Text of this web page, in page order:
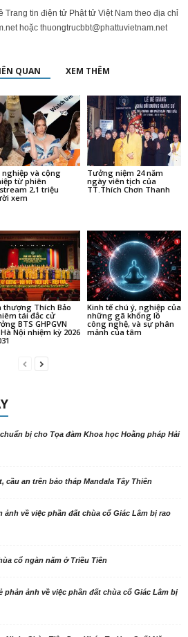
Trang tin điện tử Phật tử Việt Nam theo địa chỉ
hoặc thuongtrucbbt@phattuvietnam.net
QUAN XEM THÊM
nghiệp và cộng
từ phiên
2,1 triệu
xem
Tưởng niệm 24 năm
ngày viên tịch của
TT.Thích Chơn Thanh
thượng Thích Bảo
tái đắc cử
BTS GHPGVN
Nội nhiệm kỳ 2026
Kinh tế chú ý, nghiệp của
những gã khổng lồ
công nghệ, và sự phân
mảnh của tâm
bị cho Tọa đàm Khoa học Hoằng pháp Hải
cầu an trên bảo tháp Mandala Tây Thiên
ảnh về việc phần đất chùa cổ Giác Lâm bị rao
cổ ngàn năm ở Triều Tiên
phản ảnh về việc phần đất chùa cổ Giác Lâm bị